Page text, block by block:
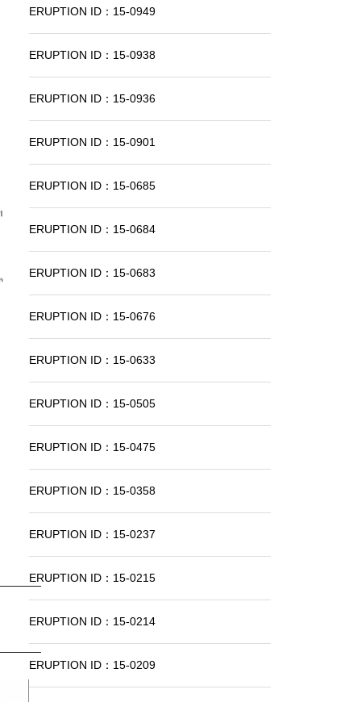
ERUPTION ID：15-0949
ERUPTION ID：15-0938
ERUPTION ID：15-0936
ERUPTION ID：15-0901
ERUPTION ID：15-0685
ERUPTION ID：15-0684
ERUPTION ID：15-0683
ERUPTION ID：15-0676
ERUPTION ID：15-0633
ERUPTION ID：15-0505
ERUPTION ID：15-0475
ERUPTION ID：15-0358
ERUPTION ID：15-0237
ERUPTION ID：15-0215
ERUPTION ID：15-0214
ERUPTION ID：15-0209